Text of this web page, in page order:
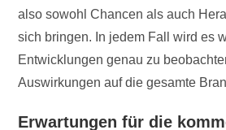
also sowohl Chancen als auch
sich bringen. In jedem Fall wird es
Entwicklungen genau zu
Auswirkungen auf die gesamte
Erwartungen für die